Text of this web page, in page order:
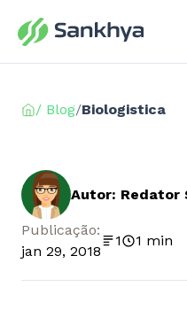
/ Blog/Biologistica
Autor: Redator
Publicação:
jan 29, 2018
1 1 min